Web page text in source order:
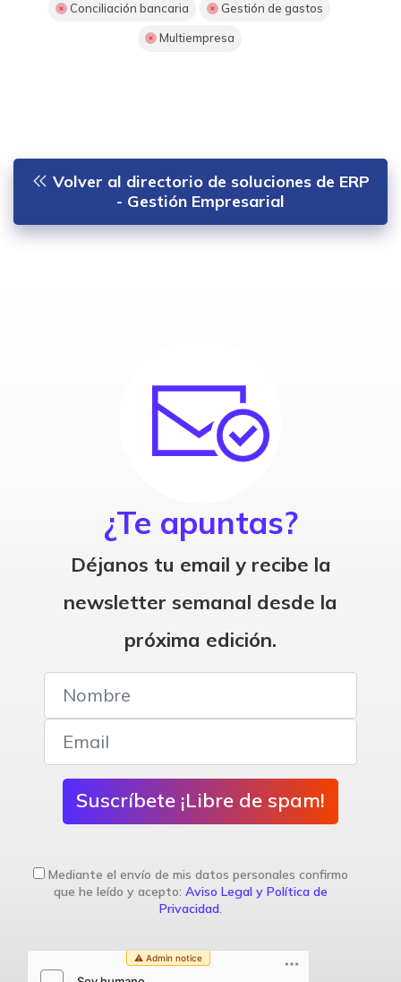
Conciliación bancaria Gestión de gastos
Multiempresa
Volver al directorio de soluciones de ERP
- Gestión Empresarial
¿Te apuntas?
Déjanos tu email y recibe la
newsletter semanal desde la
próxima edición.
Suscríbete ¡Libre de spam!
Mediante el envío de mis datos personales confirmo
que he leído y acepto: Aviso Legal y Política de
Privacidad